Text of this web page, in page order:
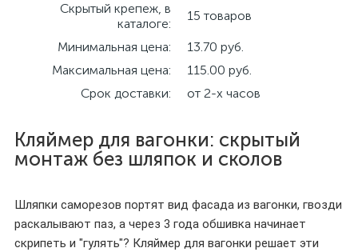
Скрытый крепеж, в
каталоге:
15 товаров
Минимальная цена:
13.70 руб.
Максимальная цена:
115.00 руб.
Срок доставки:
от 2-х часов
Кляймер для вагонки: скрытый
монтаж без шляпок и сколов
Шляпки саморезов портят вид фасада из вагонки, гвозди
раскалывают паз, а через 3 года обшивка начинает
скрипеть и "гулять"? Кляймер для вагонки решает эти